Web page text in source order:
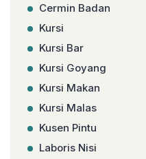
Cermin Badan
Kursi
Kursi Bar
Kursi Goyang
Kursi Makan
Kursi Malas
Kusen Pintu
Laboris Nisi